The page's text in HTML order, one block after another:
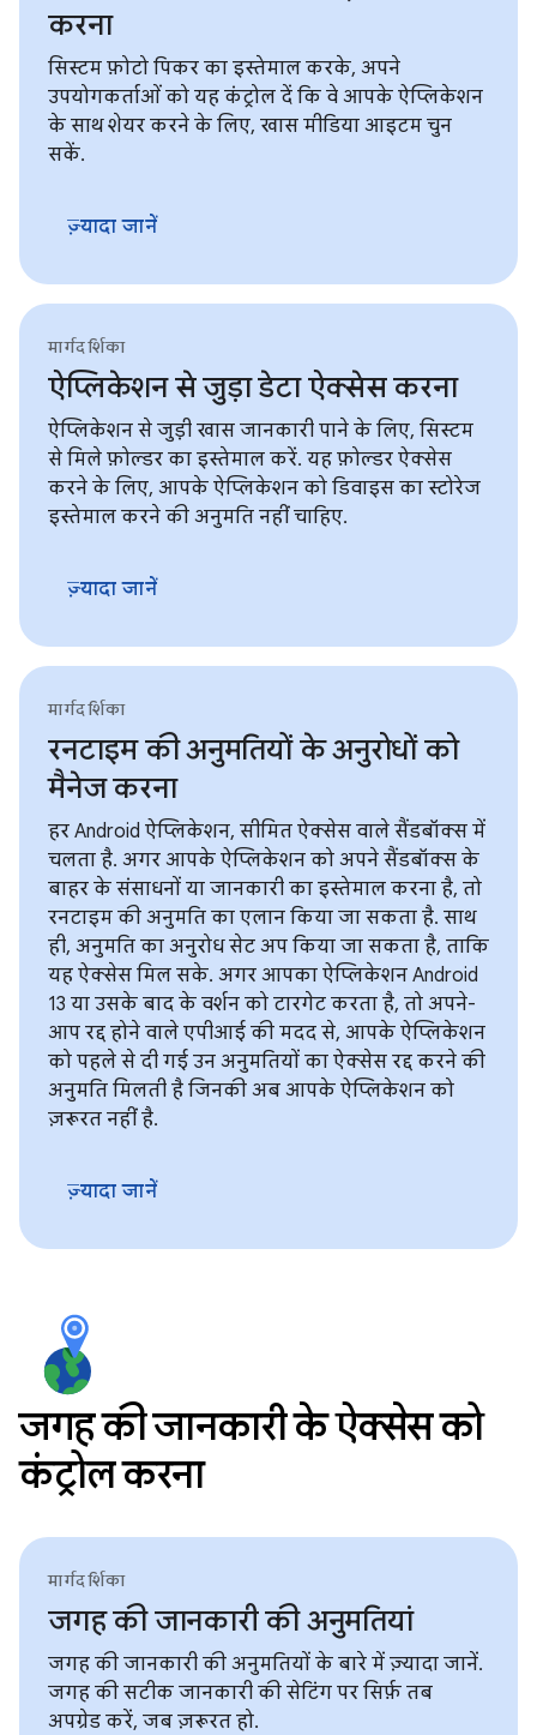
करना
सिस्टम फ़ोटो पिकर का इस्तेमाल करके, अपने
उपयोगकर्ताओं को यह कंट्रोल दें कि वे आपके ऐप्लिकेशन
के साथ शेयर करने के लिए, खास मीडिया आइटम चुन
सकें.
ज़्यादा जानें
मार्गदर्शिका
ऐप्लिकेशन से जुड़ा डेटा ऐक्सेस करना
ऐप्लिकेशन से जुड़ी खास जानकारी पाने के लिए, सिस्टम
से मिले फ़ोल्डर का इस्तेमाल करें. यह फ़ोल्डर ऐक्सेस
करने के लिए, आपके ऐप्लिकेशन को डिवाइस का स्टोरेज
इस्तेमाल करने की अनुमति नहीं चाहिए.
ज़्यादा जानें
मार्गदर्शिका
रनटाइम की अनुमतियों के अनुरोधों को
मैनेज करना
हर Android ऐप्लिकेशन, सीमित ऐक्सेस वाले सैंडबॉक्स में
चलता है. अगर आपके ऐप्लिकेशन को अपने सैंडबॉक्स के
बाहर के संसाधनों या जानकारी का इस्तेमाल करना है, तो
रनटाइम की अनुमति का एलान किया जा सकता है. साथ
ही, अनुमति का अनुरोध सेट अप किया जा सकता है, ताकि
यह ऐक्सेस मिल सके. अगर आपका ऐप्लिकेशन Android
13 या उसके बाद के वर्शन को टारगेट करता है, तो अपने-
आप रद्द होने वाले एपीआई की मदद से, आपके ऐप्लिकेशन
को पहले से दी गई उन अनुमतियों का ऐक्सेस रद्द करने की
अनुमति मिलती है जिनकी अब आपके ऐप्लिकेशन को
ज़रूरत नहीं है.
ज़्यादा जानें
जगह की जानकारी के ऐक्सेस को
कंट्रोल करना
मार्गदर्शिका
जगह की जानकारी की अनुमतियां
जगह की जानकारी की अनुमतियों के बारे में ज़्यादा जानें.
जगह की सटीक जानकारी की सेटिंग पर सिर्फ़ तब
अपग्रेड करें, जब ज़रूरत हो.